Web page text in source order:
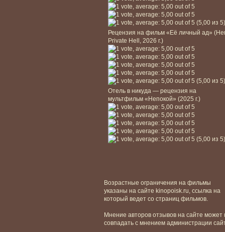
(5,00 из 5)
Рецензия на фильм «Её личный ад»
Private Hell, 2026 г.)
(5,00 из 5)
Отель в никуда — рецензия на
мультфильм «Непокой» (2025 г.)
(5,00 из 5)
Возрастные ограничения на фильмы
указаны на сайте kinopoisk.ru, ссылка на
который ведет со страниц фильмов.
Мнение авторов отзывов на сайте может
совпадать с мнением администрации